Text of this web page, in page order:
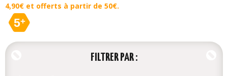
4,90€ et offerts à partir de 50€.
5+
FILTRER PAR